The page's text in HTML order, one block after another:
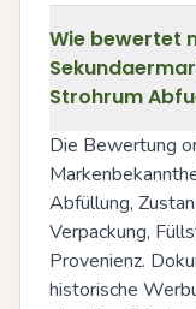
Wie bewertet
Strohrum
Die Bewertung
Abfüllung,
Verpackung,
Provenienz.
historische